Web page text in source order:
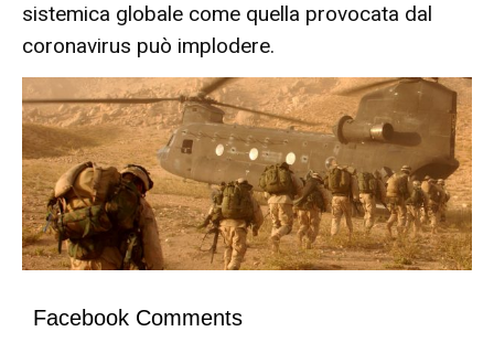
sistemica globale come quella provocata dal
coronavirus può implodere.
Facebook Comments